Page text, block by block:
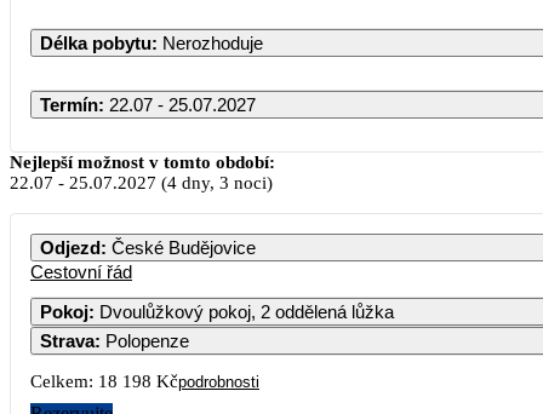
Délka pobytu: Nerozhoduje
Termín: 22.07 - 25.07.2027
Nejlepší možnost v tomto období:
22.07 - 25.07.2027 (4 dny, 3 noci)
Odjezd: České Budějovice
Cestovní řád
Pokoj: Dvoulůžkový pokoj, 2 oddělená lůžka
Strava: Polopenze
Celkem: 18 198 Kčpodrobnosti